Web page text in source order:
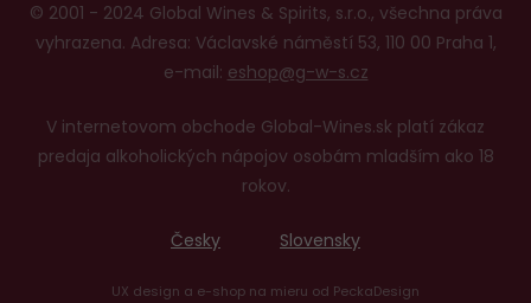
© 2001 - 2024 Global Wines & Spirits, s.r.o., všechna práva
vyhrazena. Adresa: Václavské náměstí 53, 110 00 Praha 1,
e-mail: eshop@g-w-s.cz
V internetovom obchode Global-Wines.sk platí zákaz
predaja alkoholických nápojov osobám mladším ako 18
rokov.
Česky Slovensky
UX design a e-shop na mieru od PeckaDesign